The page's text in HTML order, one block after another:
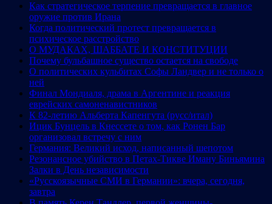
Как стратегическое терпение превращается в главное
оружие против Ирана
Когда политический протест превращается в
психическое расстройство
О МУДАКАХ, ШАББАТЕ И КОНСТИТУЦИИ
Почему бульбашное существо остается на свободе
О политических кульбитах Софы Ландвер и не только о
ней
Финал Мондиаля, драма в Аргентине и реакция
еврейских самоненавистников
К 82-летию Альберта Капенгута (русс/итал)
Ицик Бунцель в Кнессете о том, как Ронен Бар
организовал встречу с ним
Германия: Великий исход, написанный шепотом
Резонансное убийство в Петах-Тикве Иману Биньямина
Залки в День независимости
«Русскоязычные СМИ в Германии»: вчера, сегодня,
завтра